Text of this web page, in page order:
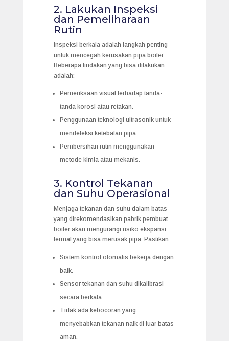
2. Lakukan Inspeksi
dan Pemeliharaan
Rutin
Inspeksi berkala adalah langkah penting
untuk mencegah kerusakan pipa boiler.
Beberapa tindakan yang bisa dilakukan
adalah:
Pemeriksaan visual terhadap tanda-
tanda korosi atau retakan.
Penggunaan teknologi ultrasonik untuk
mendeteksi ketebalan pipa.
Pembersihan rutin menggunakan
metode kimia atau mekanis.
3. Kontrol Tekanan
dan Suhu Operasional
Menjaga tekanan dan suhu dalam batas
yang direkomendasikan pabrik pembuat
boiler akan mengurangi risiko ekspansi
termal yang bisa merusak pipa. Pastikan:
Sistem kontrol otomatis bekerja dengan
baik.
Sensor tekanan dan suhu dikalibrasi
secara berkala.
Tidak ada kebocoran yang
menyebabkan tekanan naik di luar batas
aman.